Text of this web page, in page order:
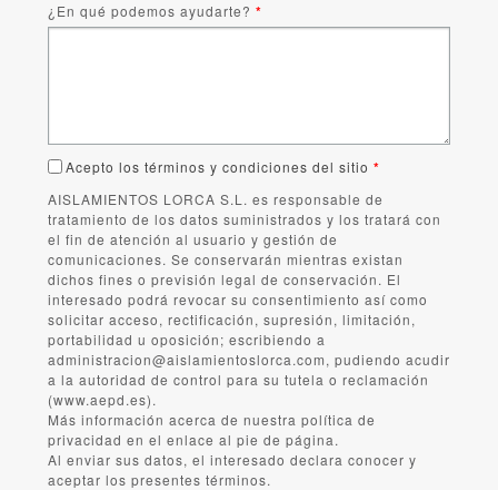
¿En qué podemos ayudarte? *
Acepto los términos y condiciones del sitio *
AISLAMIENTOS LORCA S.L. es responsable de
tratamiento de los datos suministrados y los tratará con
el fin de atención al usuario y gestión de
comunicaciones. Se conservarán mientras existan
dichos fines o previsión legal de conservación. El
interesado podrá revocar su consentimiento así como
solicitar acceso, rectificación, supresión, limitación,
portabilidad u oposición; escribiendo a
administracion@aislamientoslorca.com, pudiendo acudir
a la autoridad de control para su tutela o reclamación
(www.aepd.es).
Más información acerca de nuestra política de
privacidad en el enlace al pie de página.
Al enviar sus datos, el interesado declara conocer y
aceptar los presentes términos.